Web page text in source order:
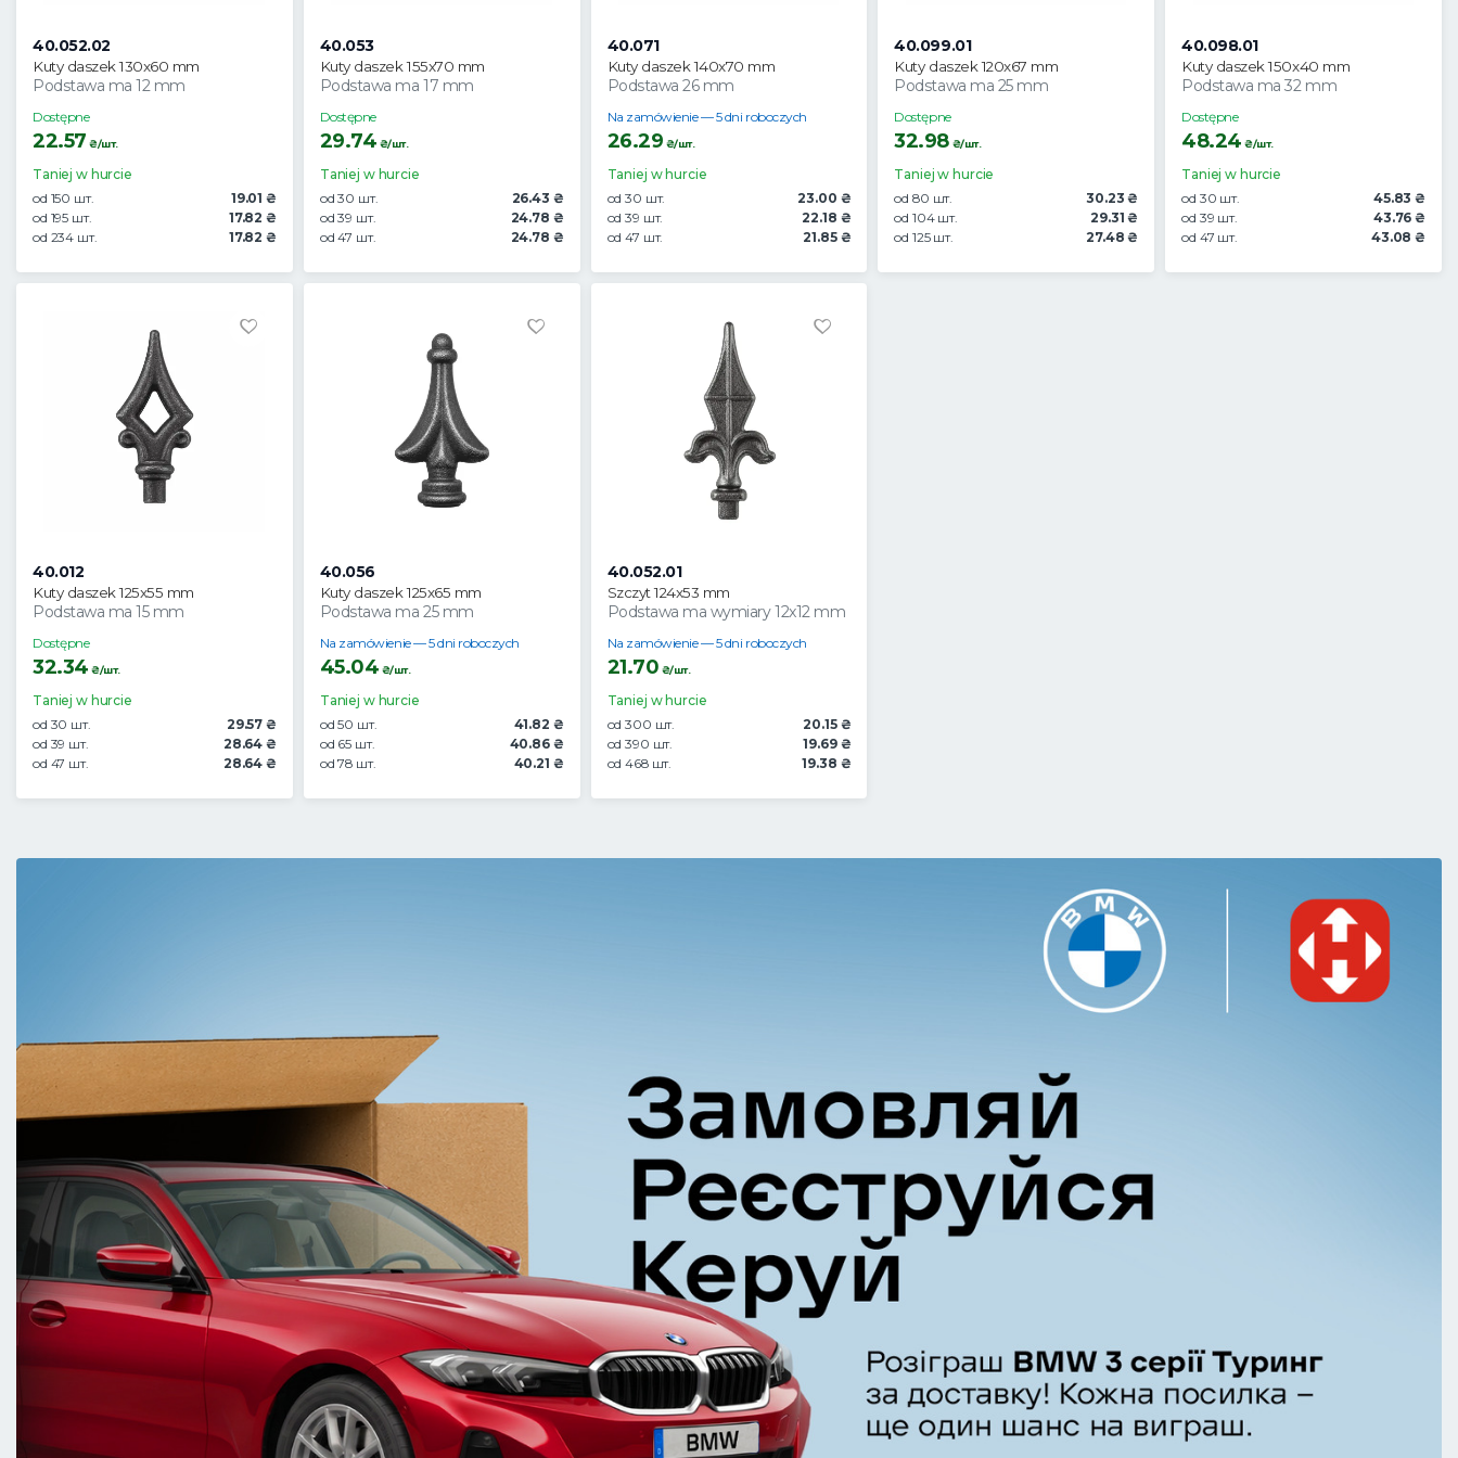
40.052.02
Kuty daszek 130x60 mm
Podstawa ma 12 mm
Dostępne
22.57 ₴/шт.
Taniej w hurcie
od 150 шт.
19.01 ₴
od 195 шт.
17.82 ₴
od 234 шт.
17.82 ₴
40.053
Kuty daszek 155x70 mm
Podstawa ma 17 mm
Dostępne
29.74 ₴/шт.
Taniej w hurcie
od 30 шт.
26.43 ₴
od 39 шт.
24.78 ₴
od 47 шт.
24.78 ₴
40.071
Kuty daszek 140x70 mm
Podstawa 26 mm
Na zamówienie — 5 dni roboczych
26.29 ₴/шт.
Taniej w hurcie
od 30 шт.
23.00 ₴
od 39 шт.
22.18 ₴
od 47 шт.
21.85 ₴
40.099.01
Kuty daszek 120x67 mm
Podstawa ma 25 mm
Dostępne
32.98 ₴/шт.
Taniej w hurcie
od 80 шт.
30.23 ₴
od 104 шт.
29.31 ₴
od 125 шт.
27.48 ₴
40.098.01
Kuty daszek 150x40 mm
Podstawa ma 32 mm
Dostępne
48.24 ₴/шт.
Taniej w hurcie
od 30 шт.
45.83 ₴
od 39 шт.
43.76 ₴
od 47 шт.
43.08 ₴
40.012
Kuty daszek 125x55 mm
Podstawa ma 15 mm
Dostępne
32.34 ₴/шт.
Taniej w hurcie
od 30 шт.
29.57 ₴
od 39 шт.
28.64 ₴
od 47 шт.
28.64 ₴
40.056
Kuty daszek 125x65 mm
Podstawa ma 25 mm
Na zamówienie — 5 dni roboczych
45.04 ₴/шт.
Taniej w hurcie
od 50 шт.
41.82 ₴
od 65 шт.
40.86 ₴
od 78 шт.
40.21 ₴
40.052.01
Szczyt 124x53 mm
Podstawa ma wymiary 12x12 mm
Na zamówienie — 5 dni roboczych
21.70 ₴/шт.
Taniej w hurcie
od 300 шт.
20.15 ₴
od 390 шт.
19.69 ₴
od 468 шт.
19.38 ₴